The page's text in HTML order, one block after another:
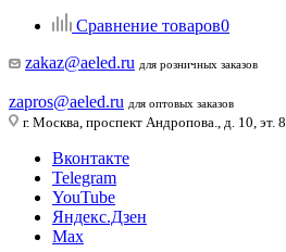
Сравнение товаров0
zakaz@aeled.ru для розничных заказов
zapros@aeled.ru для оптовых заказов
г. Москва, проспект Андропова., д. 10, эт. 8
Вконтакте
Telegram
YouTube
Яндекс.Дзен
Max